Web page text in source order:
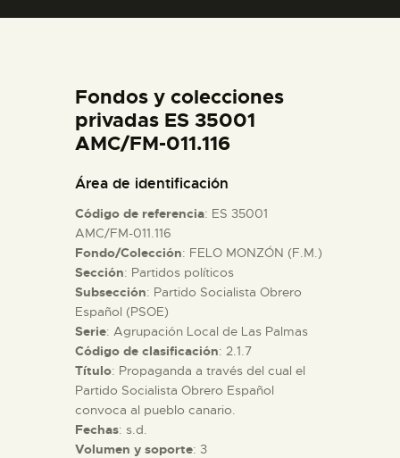
ESPAÑOL
ACTIVIDADES
█
EL MUSEO
COLECCIONES
DIDÁCTICA
Fondos y colecciones
privadas ES 35001
AMC/FM-011.116
Área de identificación
Código de referencia: ES 35001
AMC/FM-011.116
Fondo/Colección: FELO MONZÓN (F.M.)
Sección: Partidos políticos
Subsección: Partido Socialista Obrero
Español (PSOE)
Serie: Agrupación Local de Las Palmas
Código de clasificación: 2.1.7
Título: Propaganda a través del cual el
Partido Socialista Obrero Español
convoca al pueblo canario.
Fechas: s.d.
Volumen y soporte: 3